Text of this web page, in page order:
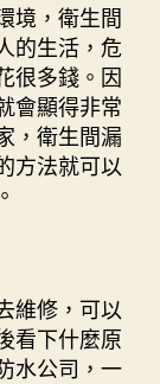
境，衛生間
的生活，危
很多錢。因
會顯得非常
，衛生間漏
方法就可以
維修，可以
看下什麼原
水公司，一